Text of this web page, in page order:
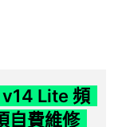
Lite 頻
自費維修